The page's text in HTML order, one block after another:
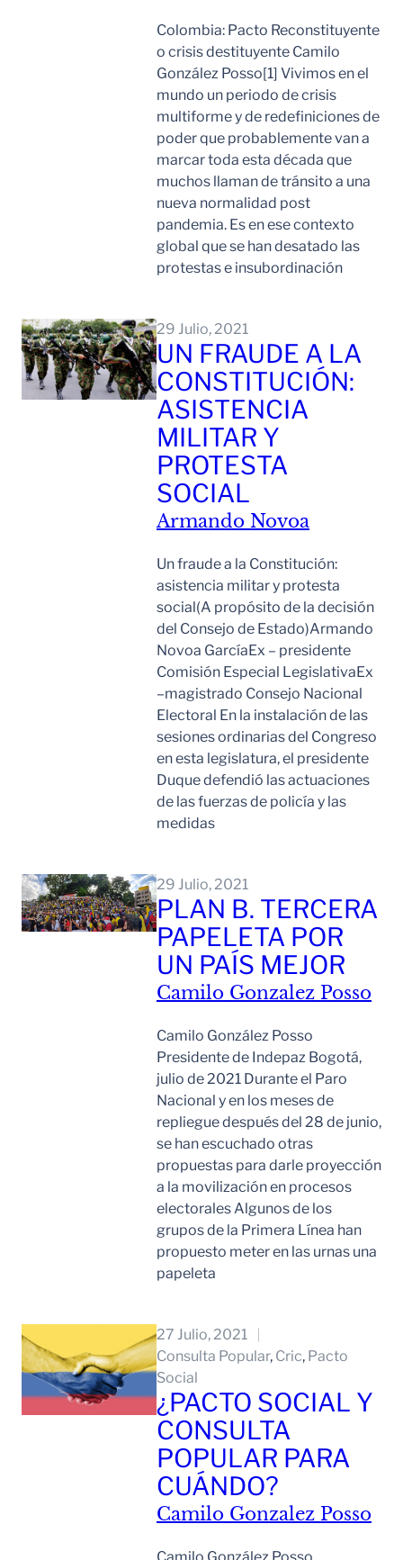
Colombia: Pacto Reconstituyente
o crisis destituyente Camilo
González Posso[1] Vivimos en el
mundo un periodo de crisis
multiforme y de redefiniciones de
poder que probablemente van a
marcar toda esta década que
muchos llaman de tránsito a una
nueva normalidad post
pandemia. Es en ese contexto
global que se han desatado las
protestas e insubordinación
29 Julio, 2021
UN FRAUDE A LA
CONSTITUCIÓN:
ASISTENCIA
MILITAR Y
PROTESTA
SOCIAL
Armando Novoa
Un fraude a la Constitución:
asistencia militar y protesta
social(A propósito de la decisión
del Consejo de Estado)Armando
Novoa GarcíaEx – presidente
Comisión Especial LegislativaEx
–magistrado Consejo Nacional
Electoral En la instalación de las
sesiones ordinarias del Congreso
en esta legislatura, el presidente
Duque defendió las actuaciones
de las fuerzas de policía y las
medidas
29 Julio, 2021
PLAN B. TERCERA
PAPELETA POR
UN PAÍS MEJOR
Camilo Gonzalez Posso
Camilo González Posso
Presidente de Indepaz Bogotá,
julio de 2021 Durante el Paro
Nacional y en los meses de
repliegue después del 28 de junio,
se han escuchado otras
propuestas para darle proyección
a la movilización en procesos
electorales Algunos de los
grupos de la Primera Línea han
propuesto meter en las urnas una
papeleta
27 Julio, 2021
Consulta Popular, Cric, Pacto
Social
¿PACTO SOCIAL Y
CONSULTA
POPULAR PARA
CUÁNDO?
Camilo Gonzalez Posso